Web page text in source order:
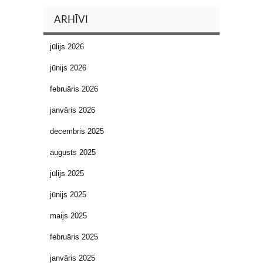
ARHĪVI
jūlijs 2026
jūnijs 2026
februāris 2026
janvāris 2026
decembris 2025
augusts 2025
jūlijs 2025
jūnijs 2025
maijs 2025
februāris 2025
janvāris 2025